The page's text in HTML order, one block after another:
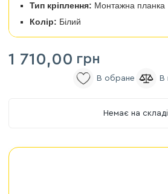
Тип кріплення: Монтажна планка
Колір: Білий
1 710,00 грн
Немає на складі